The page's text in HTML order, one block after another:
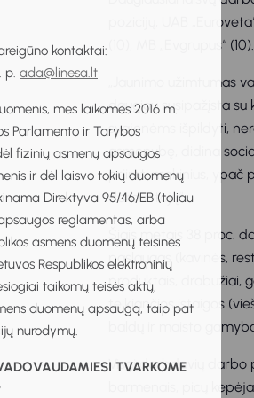
kontaktai:
p. ada@linesa.lt
mes laikomės 2016 m.
Parlamento ir Tarybos
fizinių asmenų apsaugos
ir dėl laisvo tokių duomenų
Direktyva 95/46/EB (toliau
reglamentas, arba
asmens duomenų teisinės
Respublikos elektroninių
taikomų teisės aktų,
duomenų apsaugą, taip pat
nurodymų.
TVARKOME
pozicijų, UAB
(10), MB „Evgrupus“ (10).
„Jaunimo užimtumas
daugiau susipažįsta
svajonėms išpildyti,
asmenybę, didina
priimti mokinius, ypač
darbuotojų“.
Šiais metais 38 proc.
paslaugas (kavinės,
produktais, drabužiai,
teikiančios įstaigos
baldų ir maisto
Visgi darbdavių darbo
barmenais, picų